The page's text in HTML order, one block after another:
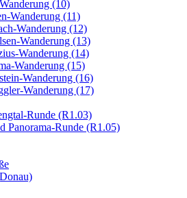
(10)
Wanderung (11)
Wanderung (12)
Wanderung (13)
Wanderung (14)
Wanderung (15)
Wanderung (16)
Wanderung (17)
Runde (R1.03)
Panorama-Runde (R1.05)